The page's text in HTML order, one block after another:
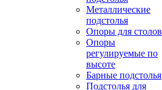
Металлические
подстолья
Опоры для столов
Опоры
регулируемые по
высоте
Барные подстолья
Подстолья для